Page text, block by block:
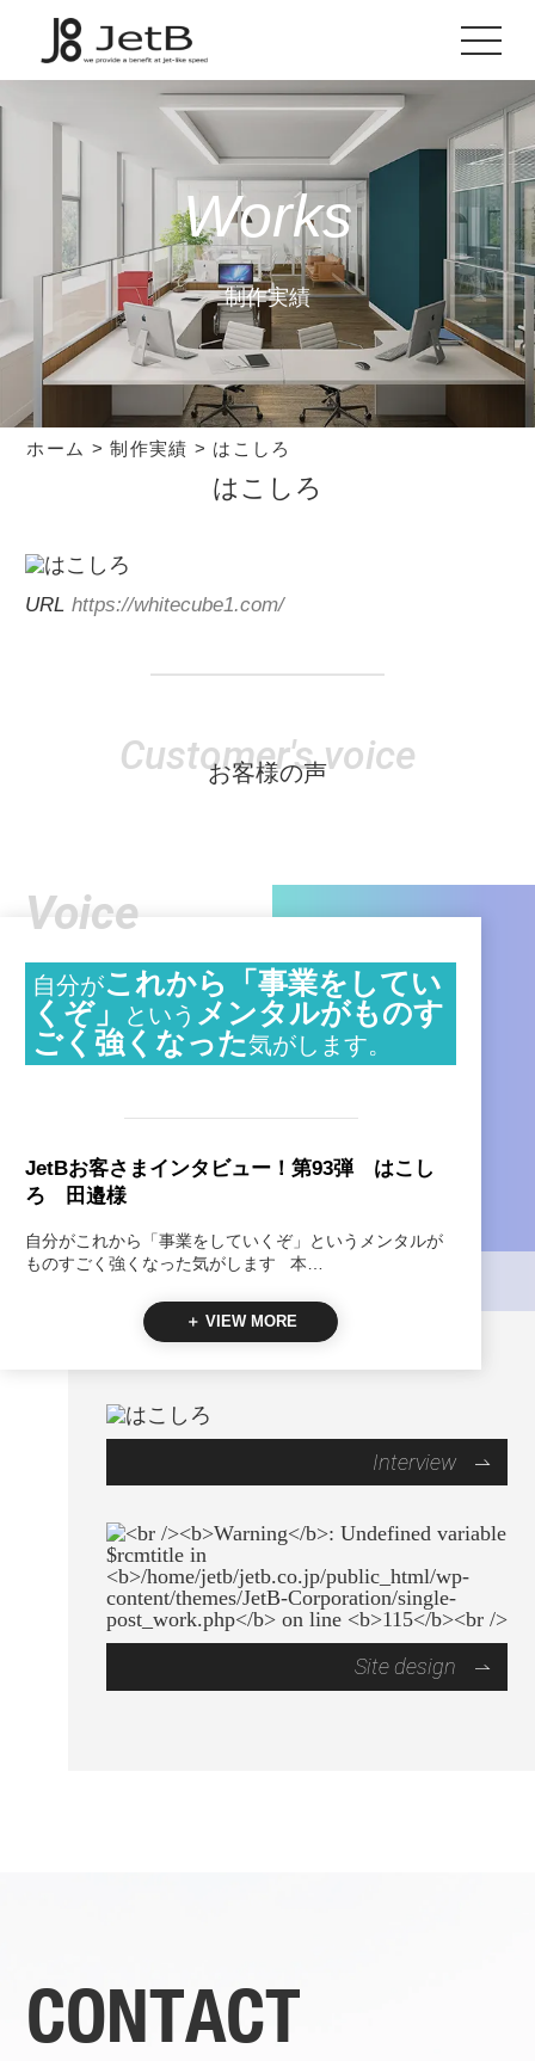
Works
制作実績
ホーム >制作実績 > はこしろ
はこしろ
URL https://whitecube1.com/
お客様の声
Customer's voice
Voice
自分がこれから「事業をしてい
くぞ」
という メンタルがものす
ごく強くなった気がします。
JetBお客さまインタビュー！第93弾 はこし
ろ 田邉様
自分がこれから「事業をしていくぞ」というメンタルが
ものすごく強くなった気がします 本…
＋ VIEW MORE
Interview
Site design
CONTACT